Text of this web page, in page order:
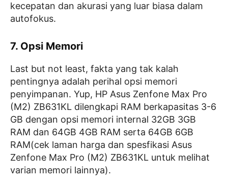
kecepatan dan akurasi yang luar biasa dalam
autofokus.
7. Opsi Memori
Last but not least, fakta yang tak kalah
pentingnya adalah perihal opsi memori
penyimpanan. Yup, HP Asus Zenfone Max Pro
(M2) ZB631KL dilengkapi RAM berkapasitas 3-6
GB dengan opsi memori internal 32GB 3GB
RAM dan 64GB 4GB RAM serta 64GB 6GB
RAM(cek laman harga dan spesfikasi Asus
Zenfone Max Pro (M2) ZB631KL untuk melihat
varian memori lainnya).